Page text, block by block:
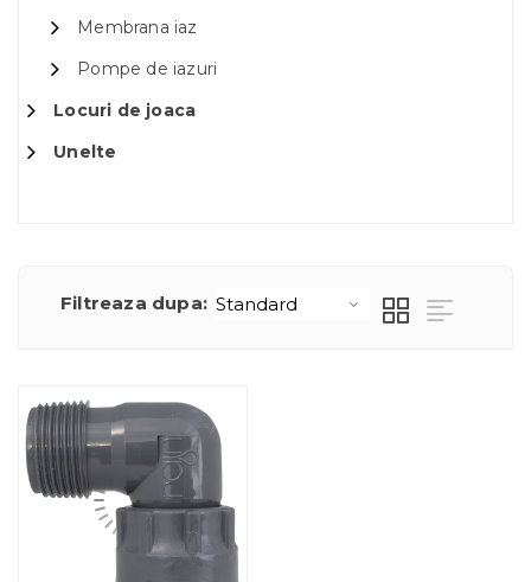
Membrana iaz
Pompe de iazuri
Locuri de joaca
Unelte
Filtreaza dupa: